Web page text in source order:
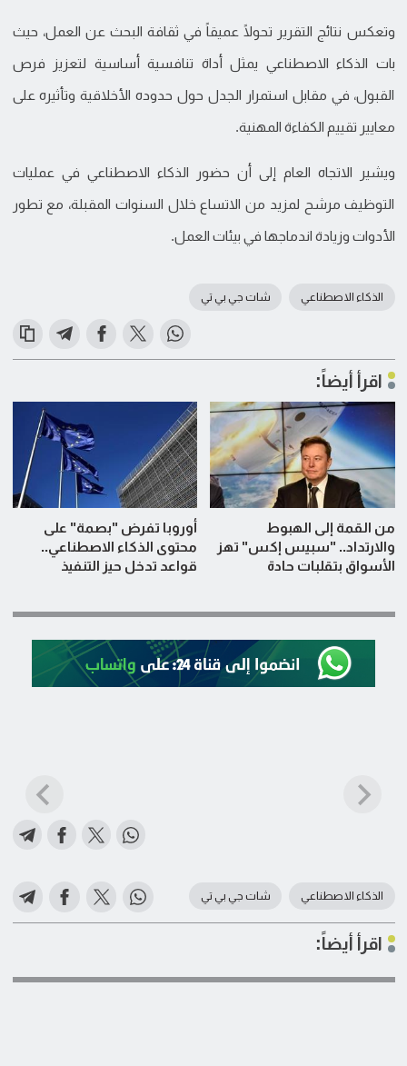
وتعكس نتائج التقرير تحولًا عميقاً في ثقافة البحث عن العمل، حيث
بات الذكاء الاصطناعي يمثل أداة تنافسية أساسية لتعزيز فرص
القبول، في مقابل استمرار الجدل حول حدوده الأخلاقية وتأثيره على
معايير تقييم الكفاءة المهنية.
ويشير الاتجاه العام إلى أن حضور الذكاء الاصطناعي في عمليات
التوظيف مرشح لمزيد من الاتساع خلال السنوات المقبلة، مع تطور
الأدوات وزيادة اندماجها في بيئات العمل.
الذكاء الاصطناعي شات جي بي تي
اقرأ أيضاً:
من القمة إلى الهبوط
والارتداد.. "سبيس إكس" تهز
الأسواق بتقلبات حادة
أوروبا تفرض "بصمة" على
محتوى الذكاء الاصطناعي..
قواعد تدخل حيز التنفيذ
الذكاء الاصطناعي شات جي بي تي
اقرأ أيضاً: